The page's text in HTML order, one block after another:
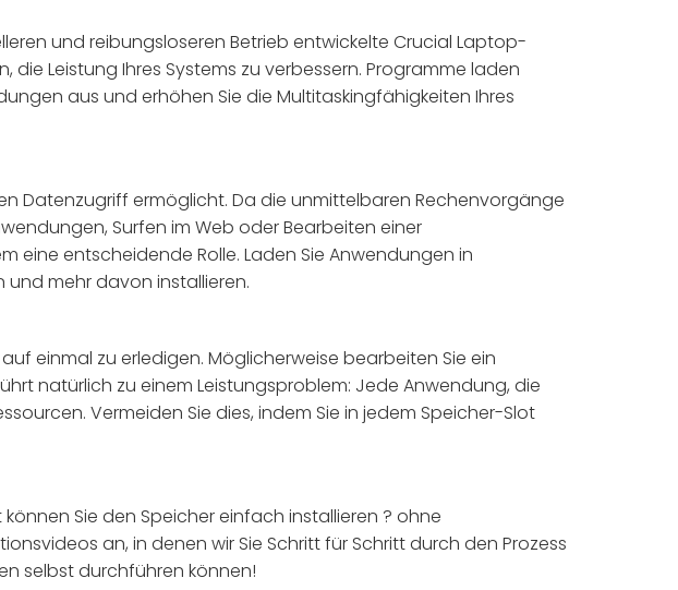
und reibungsloseren Betrieb entwickelte Crucial Laptop-
Leistung Ihres Systems zu verbessern. Programme laden
aus und erhöhen Sie die Multitaskingfähigkeiten Ihres
Datenzugriff ermöglicht. Da die unmittelbaren Rechenvorgänge
Surfen im Web oder Bearbeiten einer
eine entscheidende Rolle. Laden Sie Anwendungen in
und mehr davon installieren.
einmal zu erledigen. Möglicherweise bearbeiten Sie ein
natürlich zu einem Leistungsproblem: Jede Anwendung, die
Vermeiden Sie dies, indem Sie in jedem Speicher-Slot
Sie den Speicher einfach installieren ? ohne
an, in denen wir Sie Schritt für Schritt durch den Prozess
selbst durchführen können!